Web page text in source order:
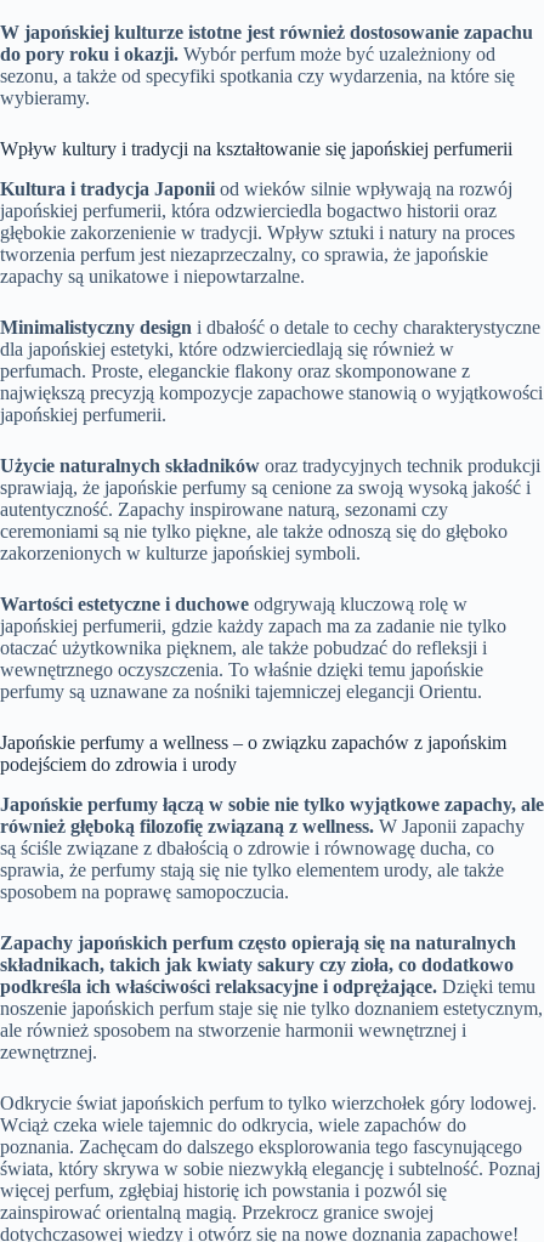
W japońskiej kulturze istotne jest również dostosowanie zapachu
do pory roku i okazji. Wybór perfum może być uzależniony od
sezonu, a także od specyfiki spotkania czy wydarzenia, na które się
wybieramy.
Wpływ kultury i tradycji na kształtowanie się japońskiej perfumerii
Kultura i tradycja Japonii od wieków silnie wpływają na rozwój
japońskiej perfumerii, która odzwierciedla bogactwo historii oraz
głębokie zakorzenienie w tradycji. Wpływ sztuki i natury na proces
tworzenia perfum jest niezaprzeczalny, co sprawia, że japońskie
zapachy są unikatowe i niepowtarzalne.
Minimalistyczny design i dbałość o detale to cechy charakterystyczne
dla japońskiej estetyki, które odzwierciedlają się również w
perfumach. Proste, eleganckie flakony oraz skomponowane z
największą precyzją kompozycje zapachowe stanowią o wyjątkowości
japońskiej perfumerii.
Użycie naturalnych składników oraz tradycyjnych technik produkcji
sprawiają, że japońskie perfumy są cenione za swoją wysoką jakość i
autentyczność. Zapachy inspirowane naturą, sezonami czy
ceremoniami są nie tylko piękne, ale także odnoszą się do głęboko
zakorzenionych w kulturze japońskiej symboli.
Wartości estetyczne i duchowe odgrywają kluczową rolę w
japońskiej perfumerii, gdzie każdy zapach ma za zadanie nie tylko
otaczać użytkownika pięknem, ale także pobudzać do refleksji i
wewnętrznego oczyszczenia. To właśnie dzięki temu japońskie
perfumy są uznawane za nośniki tajemniczej elegancji Orientu.
Japońskie perfumy a wellness – o związku zapachów z japońskim
podejściem do zdrowia i urody
Japońskie perfumy łączą w sobie nie tylko wyjątkowe zapachy, ale
również głęboką filozofię związaną z wellness. W Japonii zapachy
są ściśle związane z dbałością o zdrowie i równowagę ducha, co
sprawia, że perfumy stają się nie tylko elementem urody, ale także
sposobem na poprawę samopoczucia.
Zapachy japońskich perfum często opierają się na naturalnych
składnikach, takich jak kwiaty sakury czy zioła, co dodatkowo
podkreśla ich właściwości relaksacyjne i odprężające. Dzięki temu
noszenie japońskich perfum staje się nie tylko doznaniem estetycznym,
ale również sposobem na stworzenie harmonii wewnętrznej i
zewnętrznej.
Odkrycie świat japońskich perfum to tylko wierzchołek góry lodowej.
Wciąż czeka wiele tajemnic do odkrycia, wiele zapachów do
poznania. Zachęcam do dalszego eksplorowania tego fascynującego
świata, który skrywa w sobie niezwykłą elegancję i subtelność. Poznaj
więcej perfum, zgłębiaj historię ich powstania i pozwól się
zainspirować orientalną magią. Przekrocz granice swojej
dotychczasowej wiedzy i otwórz się na nowe doznania zapachowe!